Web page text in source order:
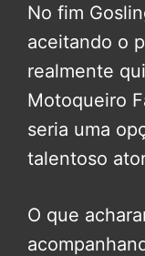
No fim
aceitando o
realmente
Motoqueiro
seria uma
talentoso
O que